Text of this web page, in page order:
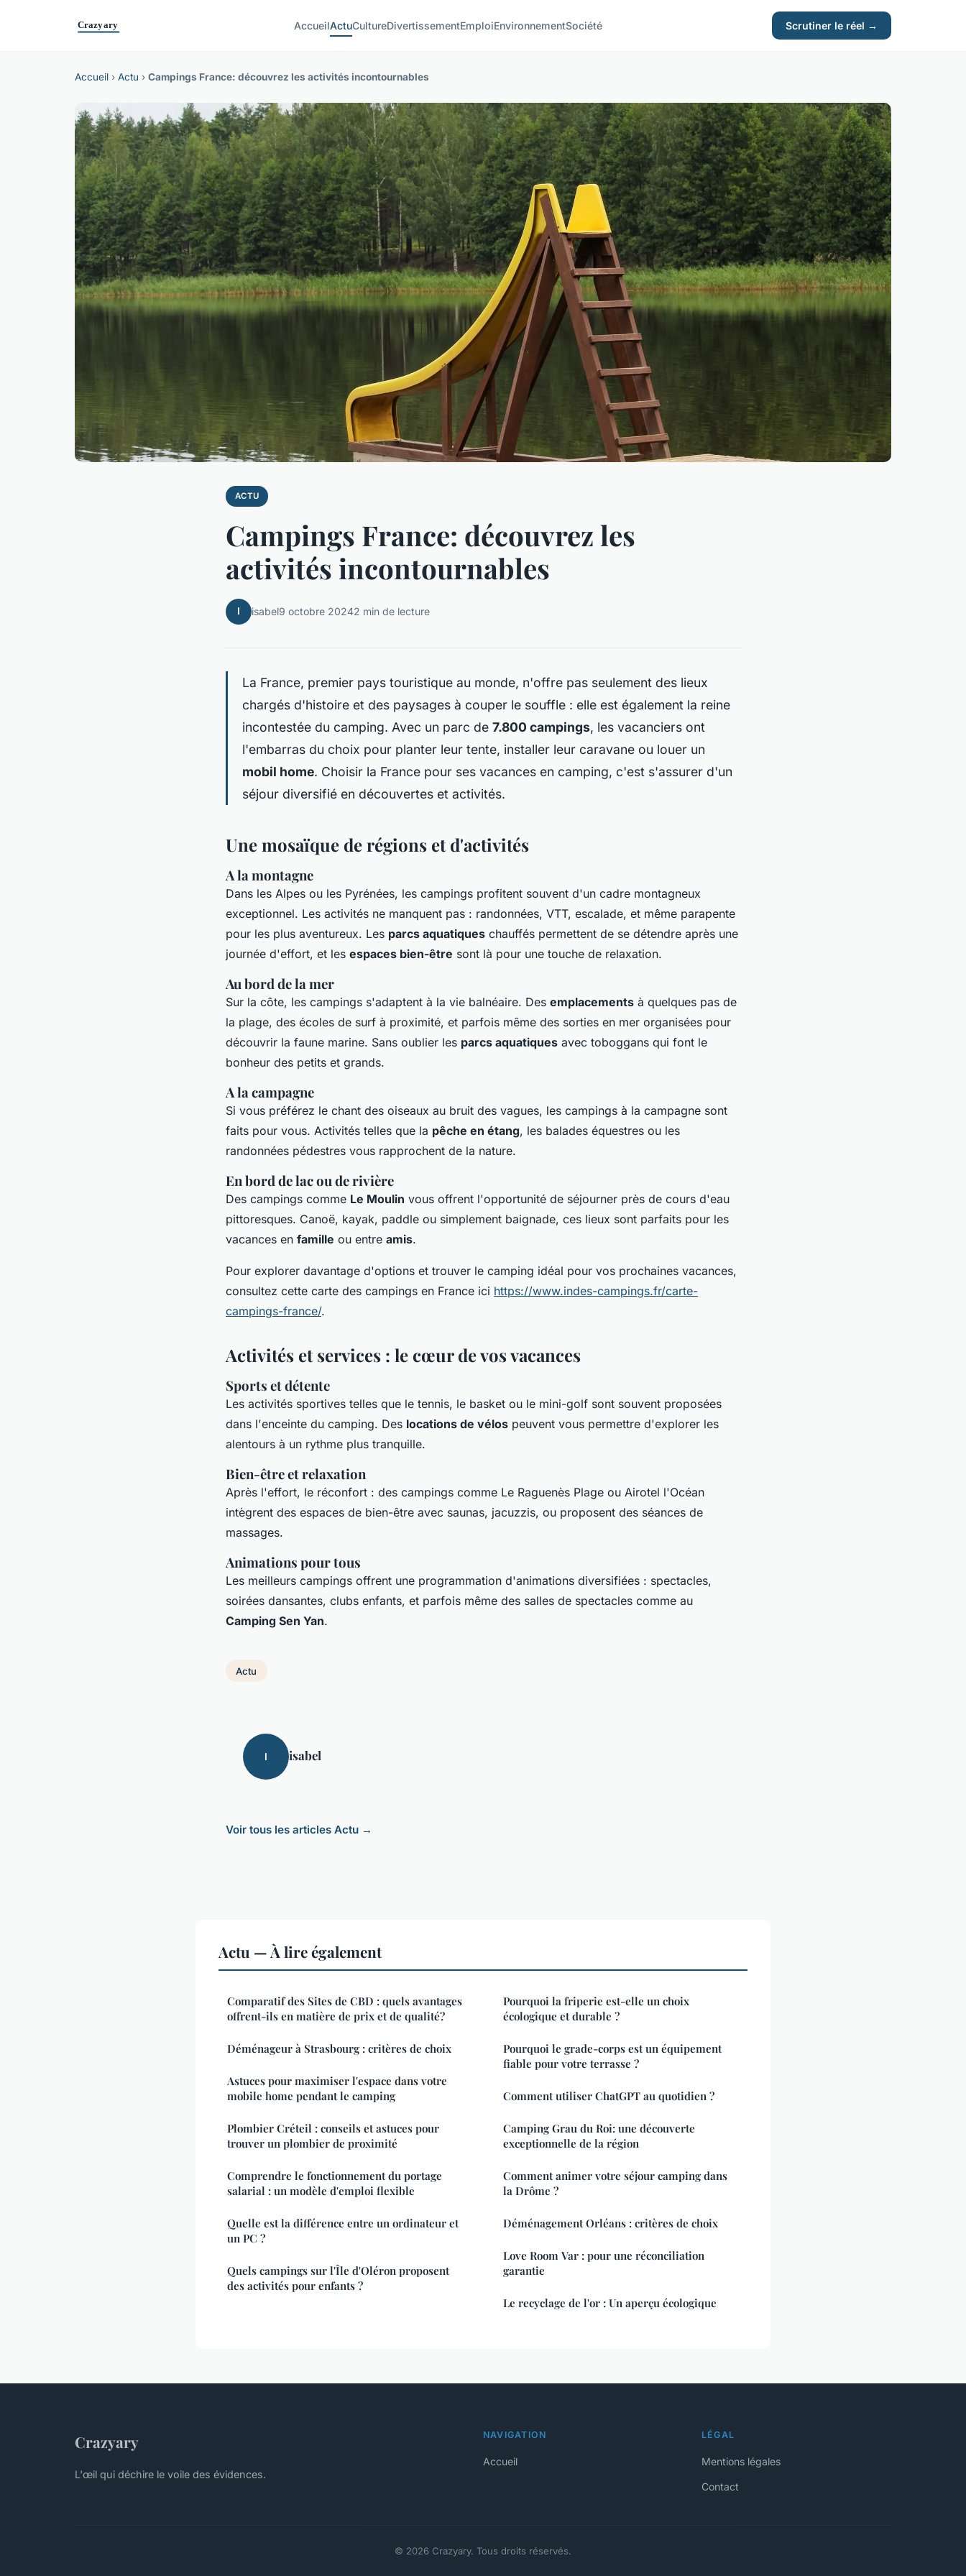
AccueilActuCultureDivertissementEmploiEnvironnementSociété Scrutiner le réel →
Accueil › Actu › Campings France: découvrez les activités incontournables
ACTU
Campings France: découvrez les
activités incontournables
I isabel9 octobre 20242 min de lecture
La France, premier pays touristique au monde, n'offre pas seulement des lieux
chargés d'histoire et des paysages à couper le souffle : elle est également la reine
incontestée du camping. Avec un parc de 7.800 campings, les vacanciers ont
l'embarras du choix pour planter leur tente, installer leur caravane ou louer un
mobil home. Choisir la France pour ses vacances en camping, c'est s'assurer d'un
séjour diversifié en découvertes et activités.
Une mosaïque de régions et d'activités
A la montagne
Dans les Alpes ou les Pyrénées, les campings profitent souvent d'un cadre montagneux
exceptionnel. Les activités ne manquent pas : randonnées, VTT, escalade, et même parapente
pour les plus aventureux. Les parcs aquatiques chauffés permettent de se détendre après une
journée d'effort, et les espaces bien-être sont là pour une touche de relaxation.
Au bord de la mer
Sur la côte, les campings s'adaptent à la vie balnéaire. Des emplacements à quelques pas de
la plage, des écoles de surf à proximité, et parfois même des sorties en mer organisées pour
découvrir la faune marine. Sans oublier les parcs aquatiques avec toboggans qui font le
bonheur des petits et grands.
A la campagne
Si vous préférez le chant des oiseaux au bruit des vagues, les campings à la campagne sont
faits pour vous. Activités telles que la pêche en étang, les balades équestres ou les
randonnées pédestres vous rapprochent de la nature.
En bord de lac ou de rivière
Des campings comme Le Moulin vous offrent l'opportunité de séjourner près de cours d'eau
pittoresques. Canoë, kayak, paddle ou simplement baignade, ces lieux sont parfaits pour les
vacances en famille ou entre amis.
Pour explorer davantage d'options et trouver le camping idéal pour vos prochaines vacances,
consultez cette carte des campings en France ici https://www.indes-campings.fr/carte-
campings-france/.
Activités et services : le cœur de vos vacances
Sports et détente
Les activités sportives telles que le tennis, le basket ou le mini-golf sont souvent proposées
dans l'enceinte du camping. Des locations de vélos peuvent vous permettre d'explorer les
alentours à un rythme plus tranquille.
Bien-être et relaxation
Après l'effort, le réconfort : des campings comme Le Raguenès Plage ou Airotel l'Océan
intègrent des espaces de bien-être avec saunas, jacuzzis, ou proposent des séances de
massages.
Animations pour tous
Les meilleurs campings offrent une programmation d'animations diversifiées : spectacles,
soirées dansantes, clubs enfants, et parfois même des salles de spectacles comme au
Camping Sen Yan.
Actu
I isabel
Voir tous les articles Actu →
Actu — À lire également
Comparatif des Sites de CBD : quels avantages
offrent-ils en matière de prix et de qualité?
Déménageur à Strasbourg : critères de choix
Astuces pour maximiser l'espace dans votre
mobile home pendant le camping
Plombier Créteil : conseils et astuces pour
trouver un plombier de proximité
Comprendre le fonctionnement du portage
salarial : un modèle d'emploi flexible
Quelle est la différence entre un ordinateur et
un PC ?
Quels campings sur l'Île d'Oléron proposent
des activités pour enfants ?
Pourquoi la friperie est-elle un choix
écologique et durable ?
Pourquoi le grade-corps est un équipement
fiable pour votre terrasse ?
Comment utiliser ChatGPT au quotidien ?
Camping Grau du Roi: une découverte
exceptionnelle de la région
Comment animer votre séjour camping dans
la Drôme ?
Déménagement Orléans : critères de choix
Love Room Var : pour une réconciliation
garantie
Le recyclage de l'or : Un aperçu écologique
Crazyary
L'œil qui déchire le voile des évidences.
NAVIGATION
Accueil
LÉGAL
Mentions légales
Contact
© 2026 Crazyary. Tous droits réservés.